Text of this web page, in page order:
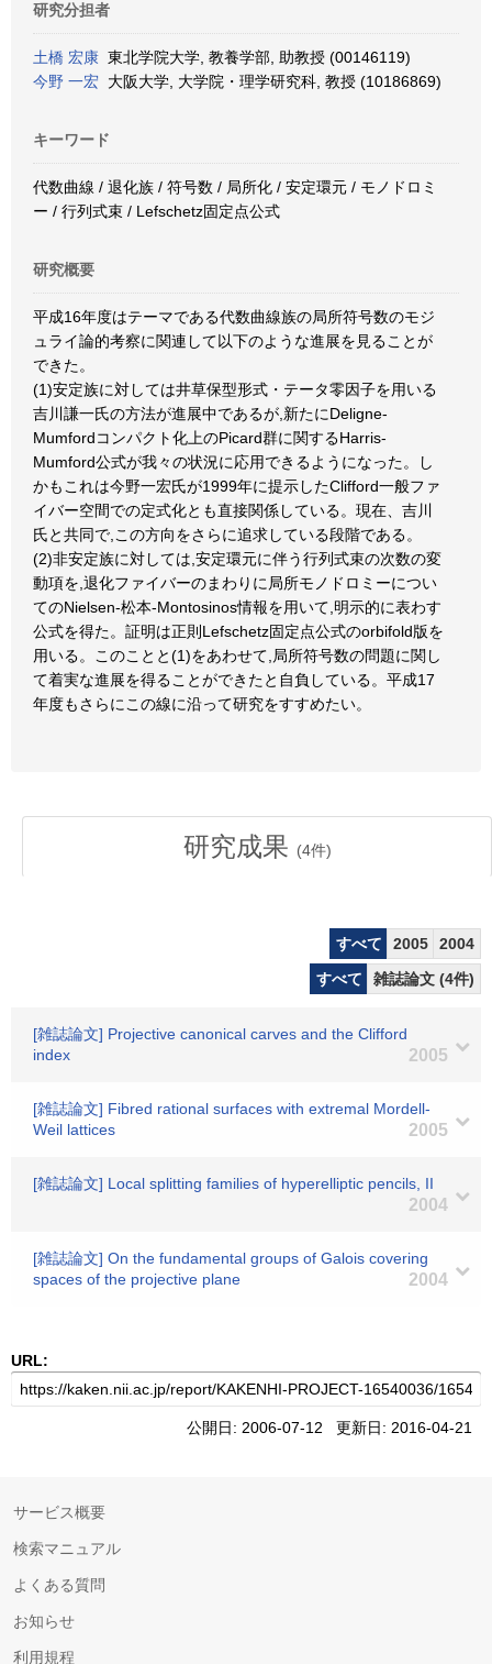
研究分担者
土橋 宏康 東北学院大学, 教養学部, 助教授 (00146119)
今野 一宏 大阪大学, 大学院・理学研究科, 教授 (10186869)
キーワード
代数曲線 / 退化族 / 符号数 / 局所化 / 安定環元 / モノドロミ
ー / 行列式束 / Lefschetz固定点公式
研究概要
平成16年度はテーマである代数曲線族の局所符号数のモジ
ュライ論的考察に関連して以下のような進展を見ることが
できた。
(1)安定族に対しては井草保型形式・テータ零因子を用いる
吉川謙一氏の方法が進展中であるが,新たにDeligne-
Mumfordコンパクト化上のPicard群に関するHarris-
Mumford公式が我々の状況に応用できるようになった。し
かもこれは今野一宏氏が1999年に提示したClifford一般ファ
イバー空間での定式化とも直接関係している。現在、吉川
氏と共同で,この方向をさらに追求している段階である。
(2)非安定族に対しては,安定環元に伴う行列式束の次数の変
動項を,退化ファイバーのまわりに局所モノドロミーについ
てのNielsen-松本-Montosinos情報を用いて,明示的に表わす
公式を得た。証明は正則Lefschetz固定点公式のorbifold版を
用いる。このことと(1)をあわせて,局所符号数の問題に関し
て着実な進展を得ることができたと自負している。平成17
年度もさらにこの線に沿って研究をすすめたい。
研究成果 (4件)
すべて 2005
2004
すべて
雑誌論文 (4件)
[雑誌論文] Projective canonical carves and the Clifford
index
2005
[雑誌論文] Fibred rational surfaces with extremal Mordell-
Weil lattices
2005
[雑誌論文] Local splitting families of hyperelliptic pencils, II
2004
[雑誌論文] On the fundamental groups of Galois covering
spaces of the projective plane
2004
URL:
公開日: 2006-07-12 更新日: 2016-04-21
サービス概要
検索マニュアル
よくある質問
お知らせ
利用規程